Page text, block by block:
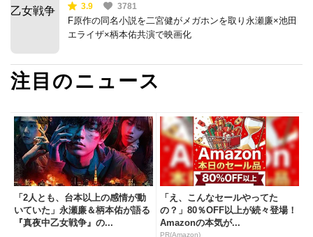
3.9 3781
F原作の同名小説を二宮健がメガホンを取り永瀬廉×池田
エライザ×柄本佑共演で映画化
注目のニュース
「2人とも、台本以上の感情が動
いていた」永瀬廉＆柄本佑が語る
『真夜中乙女戦争』の...
「え、こんなセールやってた
の？」80％OFF以上が続々登場！
Amazonの本気が...
PR(Amazon)